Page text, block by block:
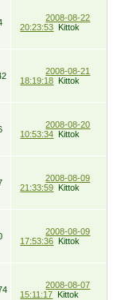
2008-08-22
20:23:53 Kittok
2008-08-21
18:19:18 Kittok
2008-08-20
10:53:34 Kittok
2008-08-09
21:33:59 Kittok
2008-08-09
17:53:36 Kittok
2008-08-07
15:11:17 Kittok